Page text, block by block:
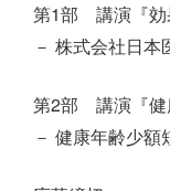
第1部 講演『効
－ 株式会社日
第2部 講演『健
－ 健康年齢少